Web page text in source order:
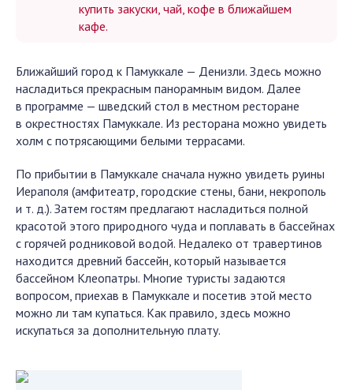
купить закуски, чай, кофе в ближайшем
кафе.
Ближайший город к Памуккале — Денизли. Здесь можно
насладиться прекрасным панорамным видом. Далее
в программе — шведский стол в местном ресторане
в окрестностях Памуккале. Из ресторана можно увидеть
холм с потрясающими белыми террасами.
По прибытии в Памуккале сначала нужно увидеть руины
Иераполя (амфитеатр, городские стены, бани, некрополь
и т. д.). Затем гостям предлагают насладиться полной
красотой этого природного чуда и поплавать в бассейнах
с горячей родниковой водой. Недалеко от травертинов
находится древний бассейн, который называется
бассейном Клеопатры. Многие туристы задаются
вопросом, приехав в Памуккале и посетив этой место
можно ли там купаться. Как правило, здесь можно
искупаться за дополнительную плату.